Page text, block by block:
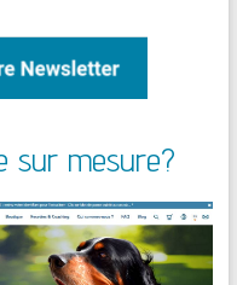
sur mesure?